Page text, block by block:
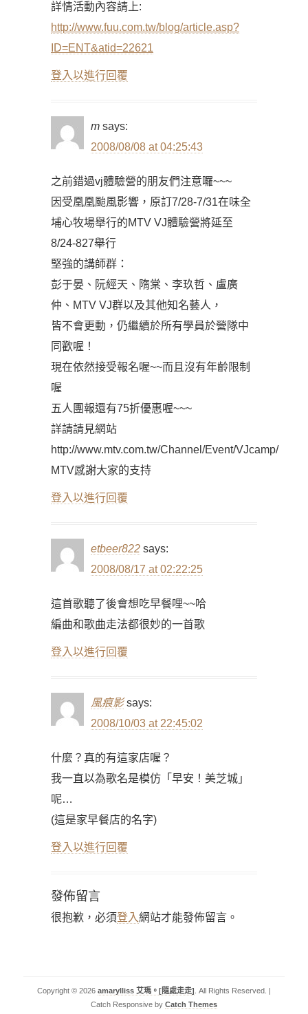
詳情活動內容請上:
http://www.fuu.com.tw/blog/article.asp?
ID=ENT&atid=22621
登入以進行回覆
m says:
2008/08/08 at 04:25:43
之前錯過vj體驗營的朋友們注意囉~~~
因受凰凰颱風影響，原訂7/28-7/31在味全
埔心牧場舉行的MTV VJ體驗營將延至
8/24-827舉行
堅強的講師群：
彭于晏、阮經天、隋棠、李玖哲、盧廣
仲、MTV VJ群以及其他知名藝人，
皆不會更動，仍繼續於所有學員於營隊中
同歡喔！
現在依然接受報名喔~~而且沒有年齡限制
喔
五人團報還有75折優惠喔~~~
詳請請見網站
http://www.mtv.com.tw/Channel/Event/VJcamp/
MTV感謝大家的支持
登入以進行回覆
etbeer822 says:
2008/08/17 at 02:22:25
這首歌聽了後會想吃早餐哩~~哈
編曲和歌曲走法都很妙的一首歌
登入以進行回覆
風痕影 says:
2008/10/03 at 22:45:02
什麼？真的有這家店喔？
我一直以為歌名是模仿「早安！美芝城」
呢…
(這是家早餐店的名字)
登入以進行回覆
發佈留言
很抱歉，必須登入網站才能發佈留言。
Copyright © 2026 amarylliss 艾瑪。[隨處走走] . All Rights Reserved. |
Catch Responsive by Catch Themes